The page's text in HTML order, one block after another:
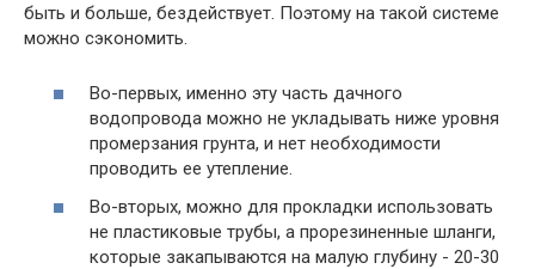
быть и больше, бездействует. Поэтому на такой системе
можно сэкономить.
Во-первых, именно эту часть дачного
водопровода можно не укладывать ниже уровня
промерзания грунта, и нет необходимости
проводить ее утепление.
Во-вторых, можно для прокладки использовать
не пластиковые трубы, а прорезиненные шланги,
которые закапываются на малую глубину - 20-30